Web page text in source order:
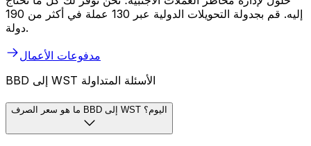
إليه. قم بجدولة التحويلات الدولية عبر 130 عملة في أكثر من 190
دولة.
مدفوعات الأعمال
BBD إلى WST الأسئلة المتداولة
ما هو سعر الصرف BBD إلى WST اليوم؟